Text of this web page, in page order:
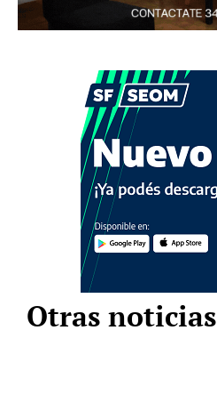
Otras noticias